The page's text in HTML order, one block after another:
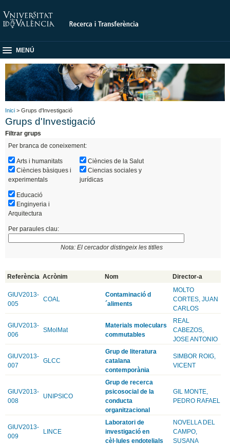
MENÚ
Inici > Grups d'Investigació
Grups d'Investigació
Filtrar grups
Per branca de coneixement:
Arts i humanitats
Ciències bàsiques i
experimentals
Ciències de la Salut
Ciencias sociales y
jurídicas
Educació
Enginyeria i
Arquitectura
Per paraules clau:
Nota: El cercador distingeix les titlles
Referència Acrònim Nom Director-a
GIUV2013-
005
COAL
Contaminació d
´aliments
MOLTO
CORTES, JUAN
CARLOS
GIUV2013-
006
SMolMat
Materials moleculars
commutables
REAL
CABEZOS,
JOSE ANTONIO
GIUV2013-
007
GLCC
Grup de literatura
catalana
contemporània
SIMBOR ROIG,
VICENT
GIUV2013-
008
UNIPSICO
Grup de recerca
psicosocial de la
conducta
organitzacional
GIL MONTE,
PEDRO RAFAEL
GIUV2013-
009
LINCE
Laboratori de
investigació en
cèl·lules endotelials
NOVELLA DEL
CAMPO,
SUSANA